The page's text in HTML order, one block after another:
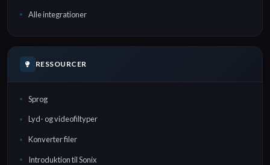
Alle integrationer
RESSOURCER
Sprog
Lyd- og videofiltyper
Konverter filer
Introduktion til Sonix